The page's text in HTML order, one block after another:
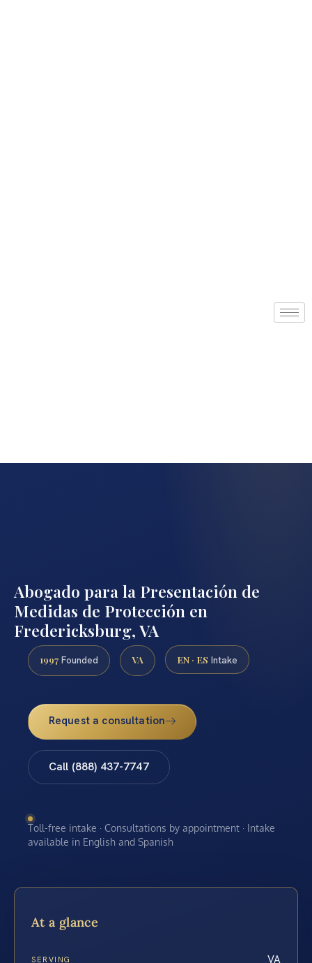
Abogado para la Presentación de
Medidas de Protección en
Fredericksburg, VA
1997 Founded VA EN · ES Intake
Request a consultation
Call (888) 437-7747
Toll-free intake · Consultations by appointment · Intake
available in English and Spanish
At a glance
SERVING VA